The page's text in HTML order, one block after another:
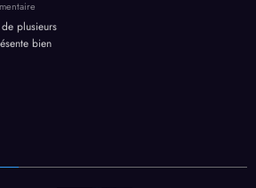
Toiture
industrielle
bâtiment
plusieurs
bien